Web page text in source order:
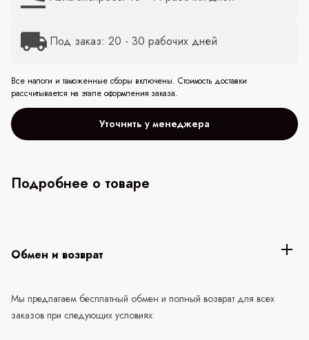
Под заказ: 20 - 30 рабочих дней
Все налоги и таможенные сборы включены. Стоимость доставки
рассчитывается на этапе оформления заказа.
Уточнить у менеджера
Подробнее о товаре
Обмен и возврат
Мы предлагаем бесплатный обмен и полный возврат для всех
заказов при следующих условиях: